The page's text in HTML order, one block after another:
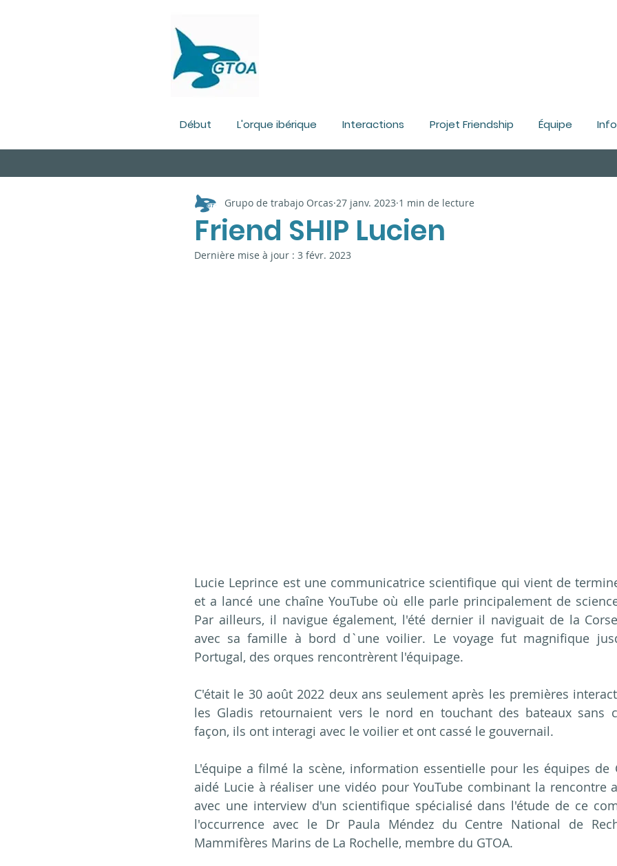
Début L'orque ibérique Interactions Projet Friendship Équipe
Friend SHIP Lucien
Grupo de trabajo Orcas 27 janv. 2023 1 min de lecture
Dernière mise à jour : 3 févr. 2023
Lucie Leprince est une communicatrice scientifique qui vient de
et a lancé une chaîne YouTube où elle parle principalement de
Par ailleurs, il navigue également, l'été dernier il naviguait de la
avec sa famille à bord d`une voilier. Le voyage fut magnifique
Portugal, des orques rencontrèrent l'équipage.
C'était le 30 août 2022 deux ans seulement après les premières
les Gladis retournaient vers le nord en touchant des bateaux sans
façon, ils ont interagi avec le voilier et ont cassé le gouvernail.
L'équipe a filmé la scène, information essentielle pour les équipes de
aidé Lucie à réaliser une vidéo pour YouTube combinant la rencontre
avec une interview d'un scientifique spécialisé dans l'étude de ce
l'occurrence avec le Dr Paula Méndez du Centre National de
Mammifères Marins de La Rochelle, membre du GTOA.